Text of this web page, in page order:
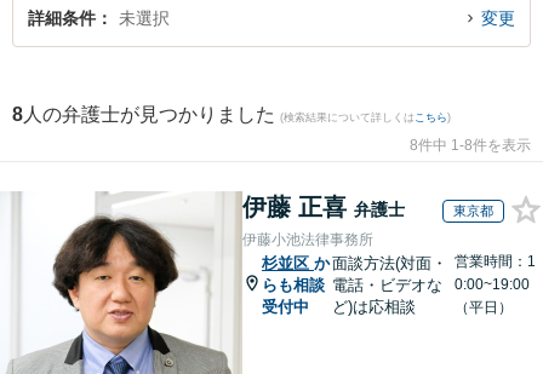
る杉並区内の弁護士に相談予約したい』などでお困りの相談者さんにおすすめ
詳細条件 未選択 変更
8 人の弁護士が見つかりました (検索結果について詳しくは こちら)
8件中 1-8件を表示
伊藤 正喜 弁護士 東京都
伊藤小池法律事務所
杉並区 か
らも相談
受付中
面談方法(対面・
電話・ビデオな
ど)は応相談
営業時間：1
0:00~19:00
（平日）